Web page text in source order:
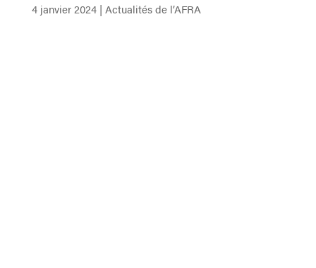
4 janvier 2024| Actualités de l’AFRA